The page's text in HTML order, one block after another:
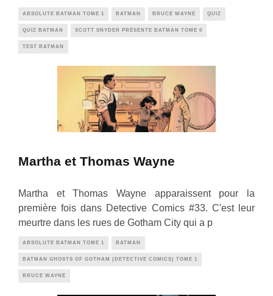
ABSOLUTE BATMAN TOME 1 BATMAN BRUCE WAYNE QUIZ
QUIZ BATMAN SCOTT SNYDER PRÉSENTE BATMAN TOME 0
TEST BATMAN
Martha et Thomas Wayne
Martha et Thomas Wayne apparaissent pour la
première fois dans Detective Comics #33. C'est leur
meurtre dans les rues de Gotham City qui a p
ABSOLUTE BATMAN TOME 1 BATMAN
BATMAN GHOSTS OF GOTHAM (DETECTIVE COMICS) TOME 1
BRUCE WAYNE